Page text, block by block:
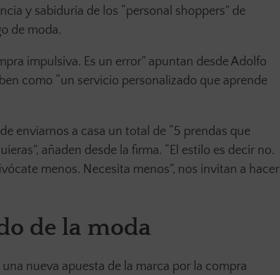
y sabiduría de los “personal shoppers” de
de moda.
impulsiva. Es un error” apuntan desde Adolfo
como “un servicio personalizado que aprende
enviarnos a casa un total de “5 prendas que
añaden desde la firma. “El estilo es decir no.
menos. Necesita menos”, nos invitan a hacer
de la moda
nueva apuesta de la marca por la compra